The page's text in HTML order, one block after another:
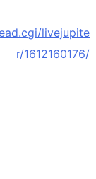
livejupite
r/1612160176/